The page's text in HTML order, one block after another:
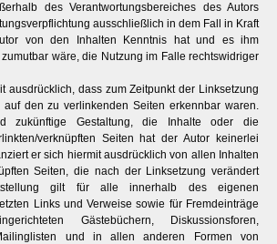
des Verantwortungsbereiches des Autors
ausschließlich in dem Fall in Kraft
von den Inhalten Kenntnis hat und es ihm
wäre, die Nutzung im Falle rechtswidriger
ausdrücklich, dass zum Zeitpunkt der Linksetzung
den zu verlinkenden Seiten erkennbar waren.
zukünftige Gestaltung, die Inhalte oder die
verknüpften Seiten hat der Autor keinerlei
er sich hiermit ausdrücklich von allen Inhalten
Seiten, die nach der Linksetzung verändert
gilt für alle innerhalb des eigenen
Links und Verweise sowie für Fremdeinträge
Gästebüchern, Diskussionsforen,
und in allen anderen Formen von